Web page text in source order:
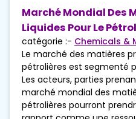
Marché Mondial Des
Liquides Pour Le
catégorie :- Chemicals &
Le marché des matières
pétrolières est segmenté
Les acteurs, parties
marché mondial des
pétrolières pourront